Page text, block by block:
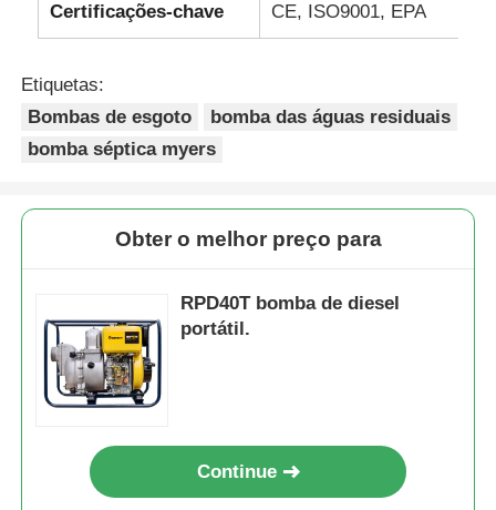
Certificações-chave CE, ISO9001, EPA
Etiquetas:
Bombas de esgoto
bomba das águas residuais
bomba séptica myers
Obter o melhor preço para
RPD40T bomba de diesel
portátil.
Continue